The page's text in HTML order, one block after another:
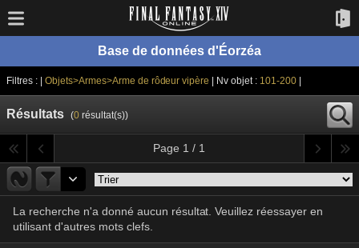
Base de données d'Éorzéa
Filtres : | Objets>Armes>Arme de rôdeur vipère | Nv objet : 101-200
Résultats (0résultat(s))
Page 1 / 1
La recherche n'a donné aucun résultat. Veuillez réessayer en
utilisant d'autres mots clefs.